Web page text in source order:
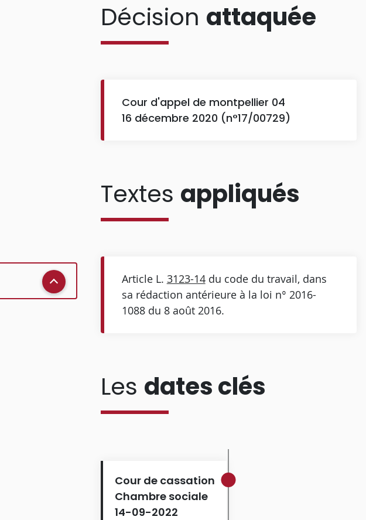
Décision attaquée
Cour d'appel de montpellier 04
16 décembre 2020 (n°17/00729)
Textes appliqués
Article L. 3123-14du code du travail, dans
sa rédaction antérieure à la loi n° 2016-
1088 du 8 août 2016.
Les dates clés
Cour de cassation
Chambre sociale
14-09-2022